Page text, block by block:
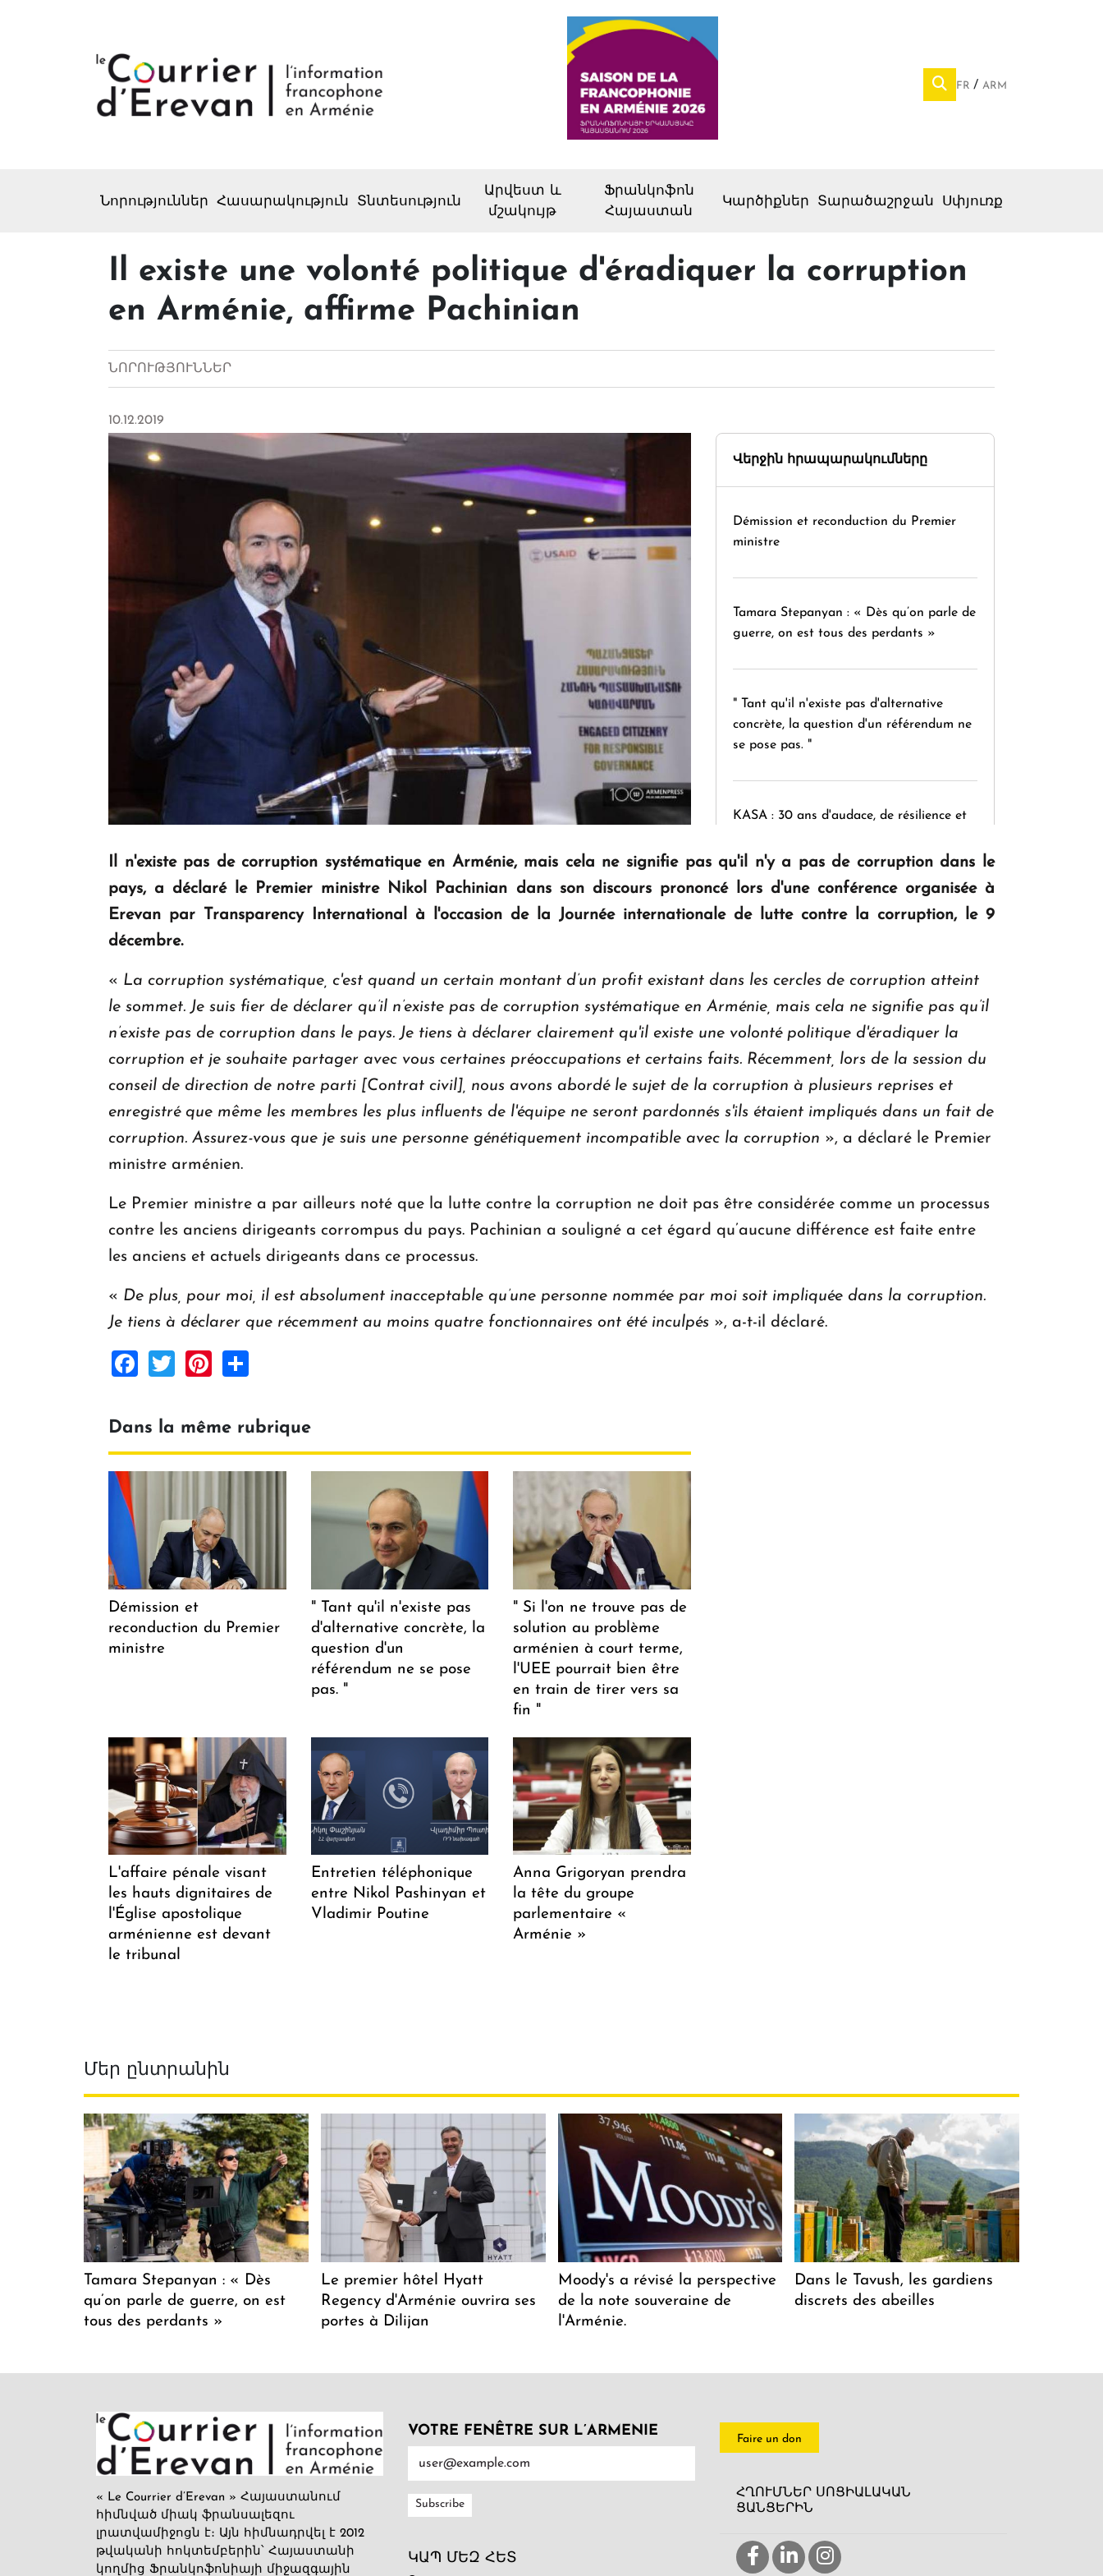
FR ARM
Նորություններ Հասարակություն Տնտեսություն
Արվեստ և
մշակույթ
Ֆրանկոֆոն
Հայաստան
Կարծիքներ Տարածաշրջան Սփյուռք
Il existe une volonté politique d'éradiquer la corruption
en Arménie, affirme Pachinian
ՆՈՐՈՒԹՅՈՒՆՆԵՐ
10.12.2019
Վերջին հրապարակումները
Démission et reconduction du Premier
ministre
Tamara Stepanyan : « Dès qu’on parle de
guerre, on est tous des perdants »
" Tant qu'il n'existe pas d'alternative
concrète, la question d'un référendum ne
se pose pas. "
KASA : 30 ans d'audace, de résilience et
Le premier hôtel Hyatt Regency
Il n'existe pas de corruption systématique en Arménie, mais cela ne signifie pas qu'il n'y a pas de corruption dans le
pays, a déclaré le Premier ministre Nikol Pachinian dans son discours prononcé lors d'une conférence organisée à
Erevan par Transparency International à l'occasion de la Journée internationale de lutte contre la corruption, le 9
décembre.
« La corruption systématique, c'est quand un certain montant d’un profit existant dans les cercles de corruption atteint
le sommet. Je suis fier de déclarer qu’il n’existe pas de corruption systématique en Arménie, mais cela ne signifie pas qu’il
n’existe pas de corruption dans le pays. Je tiens à déclarer clairement qu'il existe une volonté politique d'éradiquer la
corruption et je souhaite partager avec vous certaines préoccupations et certains faits. Récemment, lors de la session du
conseil de direction de notre parti [Contrat civil], nous avons abordé le sujet de la corruption à plusieurs reprises et
enregistré que même les membres les plus influents de l'équipe ne seront pardonnés s'ils étaient impliqués dans un fait de
corruption. Assurez-vous que je suis une personne génétiquement incompatible avec la corruption », a déclaré le Premier
ministre arménien.
Le Premier ministre a par ailleurs noté que la lutte contre la corruption ne doit pas être considérée comme un processus
contre les anciens dirigeants corrompus du pays. Pachinian a souligné a cet égard qu’aucune différence est faite entre
les anciens et actuels dirigeants dans ce processus.
« De plus, pour moi, il est absolument inacceptable qu’une personne nommée par moi soit impliquée dans la corruption.
Je tiens à déclarer que récemment au moins quatre fonctionnaires ont été inculpés », a-t-il déclaré.
Facebook
TwitterPinterest
Dans la même rubrique
Démission et
reconduction du Premier
ministre
" Tant qu'il n'existe pas
d'alternative concrète, la
question d'un
référendum ne se pose
pas. "
" Si l'on ne trouve pas de
solution au problème
arménien à court terme,
l'UEE pourrait bien être
en train de tirer vers sa
fin "
L'affaire pénale visant
les hauts dignitaires de
l'Église apostolique
arménienne est devant
le tribunal
Entretien téléphonique
entre Nikol Pashinyan et
Vladimir Poutine
Anna Grigoryan prendra
la tête du groupe
parlementaire «
Arménie »
Մեր ընտրանին
Tamara Stepanyan : « Dès
qu’on parle de guerre, on est
tous des perdants »
Le premier hôtel Hyatt
Regency d'Arménie ouvrira ses
portes à Dilijan
Moody's a révisé la perspective
de la note souveraine de
l'Arménie.
Dans le Tavush, les gardiens
discrets des abeilles
« Le Courrier d’Erevan » Հայաստանում
հիմնված միակ ֆրանսալեզու
լրատվամիջոցն է։ Այն հիմնադրվել է 2012
թվականի հոկտեմբերին՝ Հայաստանի
կողմից Ֆրանկոֆոնիայի միջազգային
VOTRE FENÊTRE SUR L’ARMENIE
ԿԱՊ ՄԵԶ ՀԵՏ
Faire un don
ՀՂՈՒՄՆԵՐ ՍՈՑԻԱԼԱԿԱՆ
ՑԱՆՑԵՐԻՆ